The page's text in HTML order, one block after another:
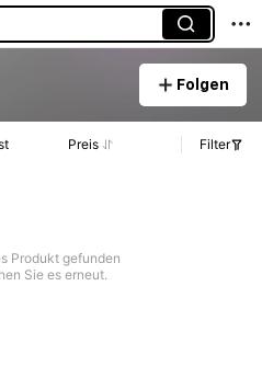
Folgen
Preis Filter
Produkt gefunden
Sie es erneut.